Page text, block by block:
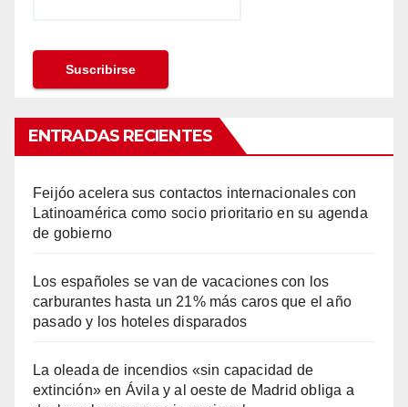
ENTRADAS RECIENTES
Feijóo acelera sus contactos internacionales con
Latinoamérica como socio prioritario en su agenda
de gobierno
Los españoles se van de vacaciones con los
carburantes hasta un 21% más caros que el año
pasado y los hoteles disparados
La oleada de incendios «sin capacidad de
extinción» en Ávila y al oeste de Madrid obliga a